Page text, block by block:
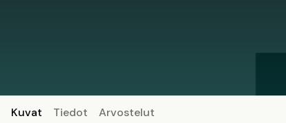
Kuvat Tiedot Arvostelut